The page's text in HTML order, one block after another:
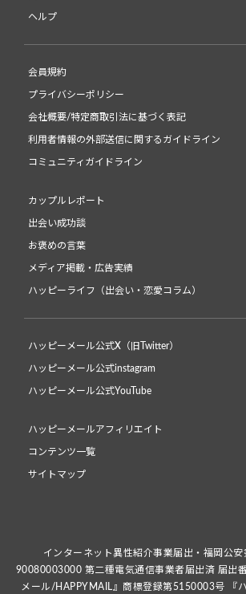
ヘルプ
会員規約
プライバシーポリシー
会社概要/特定商取引法に基づく表記
利用者情報の外部送信に関するガイドライン
コミュニティガイドライン
カップルレポート
出会い成功談
お褒めの言葉
メディア掲載・広告実績
ハッピーライフ（出会い・恋愛コラム）
ハッピーメール公式X（旧Twitter）
ハッピーメール公式instagram
ハッピーメール公式YouTube
ハッピーメールアフィリエイト
コンテンツ一覧
サイトマップ
インターネット異性紹介事業届出・福岡公
90080003000 第二種電気通信事業者届出済 届出
メール/HAPPYMAIL』商標登録第5150003号 『